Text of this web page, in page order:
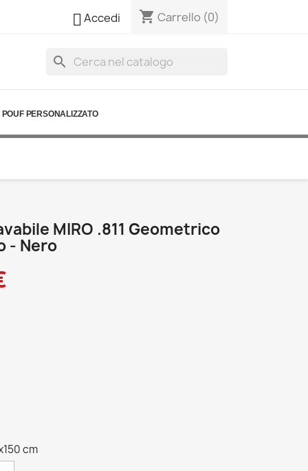
Accedi shopping_cart Carrello (0)
search
POUF PERSONALIZZATO
MIRO .811 Geometrico
- Nero
cm